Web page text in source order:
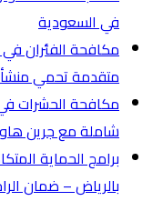
في السعودية
مكافحة الفئران
متقدمة تحمي
مكافحة الحشرات
شاملة مع جرين
برامج الحماية
بالرياض – ضمان